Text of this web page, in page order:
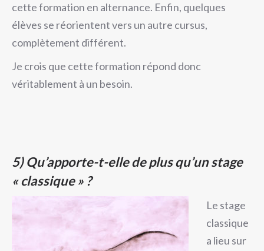
cette formation en alternance. Enfin, quelques
élèves se réorientent vers un autre cursus,
complètement différent.
Je crois que cette formation répond donc
véritablement à un besoin.
5)Qu’apporte-t-elle de plus qu’un stage
« classique » ?
Le stage
classique
a lieu sur